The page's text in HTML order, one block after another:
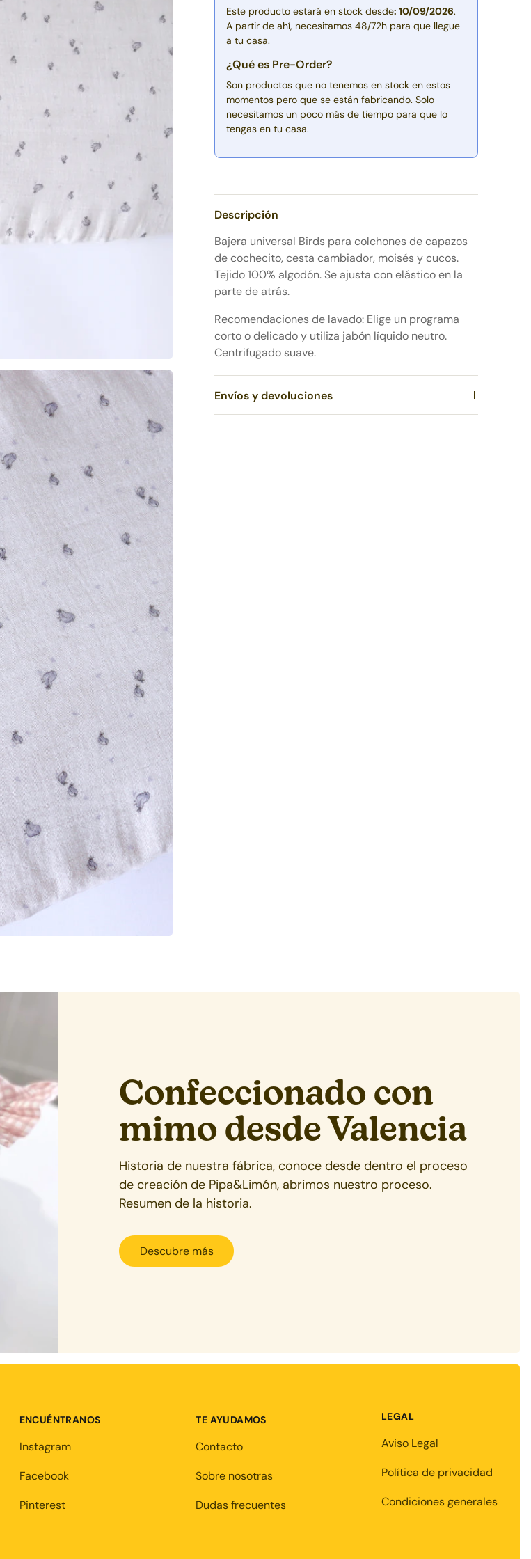
Este producto estará en stock desde: 10/09/2026.
A partir de ahí, necesitamos 48/72h para que llegue
a tu casa.
¿Qué es Pre-Order?
Son productos que no tenemos en stock en estos
momentos pero que se están fabricando. Solo
necesitamos un poco más de tiempo para que lo
tengas en tu casa.
Descripción
Bajera universal Birds para colchones de capazos
de cochecito, cesta cambiador, moisés y cucos.
Tejido 100% algodón.Se ajusta con elástico en la
parte de atrás.
Recomendaciones de lavado: Elige un programa
corto o delicado y utiliza jabón líquido neutro.
Centrifugado suave.
Envíos y devoluciones
Confeccionado con
mimo desde Valencia
Historia de nuestra fábrica, conoce desde dentro el proceso
de creación de Pipa&Limón, abrimos nuestro proceso.
Resumen de la historia.
Descubre más
ENCUÉNTRANOS
Instagram
Facebook
Pinterest
TE AYUDAMOS
Contacto
Sobre nosotras
Dudas frecuentes
LEGAL
Aviso Legal
Política de privacidad
Condiciones generales